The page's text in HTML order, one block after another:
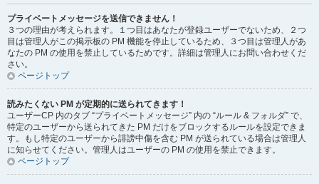
プライベートメッセージを送信できません！
３つの理由が考えられます。１つ目はあなたが登録ユーザーでないため、２つ
目は管理人がこの掲示板の PM 機能を停止しているため、３つ目は管理人があ
なたの PM の使用を禁止しているためです。詳細は管理人にお問い合わせくだ
さい。
ページトップ
読みたくない PM が定期的に送られてきます！
ユーザーCP 内のタブ “プライベートメッセージ” 内の “ルール & フォルダ” で、
特定のユーザーから送られてきた PM だけをブロックするルールを設定できま
す。もし特定のユーザーから誹謗中傷を含む PM が送られている場合は管理人
に知らせてください。管理人はユーザーの PM の使用を禁止できます。
ページトップ